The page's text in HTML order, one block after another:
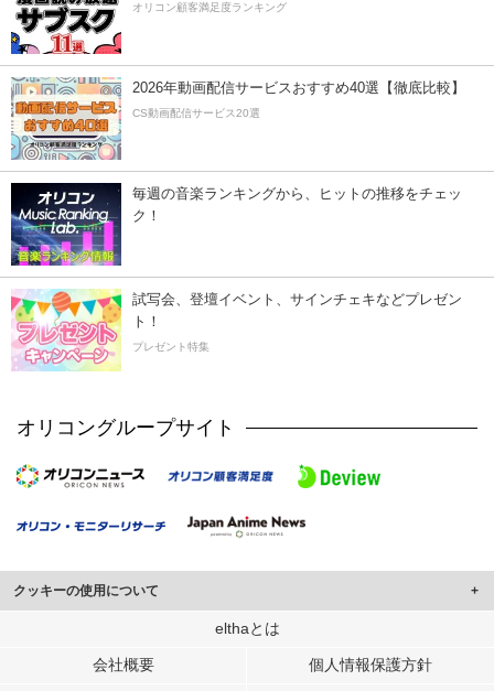
オリコン顧客満足度ランキング
2026年動画配信サービスおすすめ40選【徹底比較】
CS動画配信サービス20選
毎週の音楽ランキングから、ヒットの推移をチェッ
ク！
試写会、登壇イベント、サインチェキなどプレゼン
ト！
プレゼント特集
オリコングループサイト
クッキーの使用について
このサイトでは Cookie を使用して、ユーザーに合わせたコンテンツや広告の
行っています。
elthaとは
会社概要 個人情報保護方針